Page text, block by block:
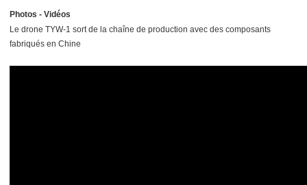
Photos - Vidéos
Le drone TYW-1 sort de la chaîne de production avec des composants
fabriqués en Chine